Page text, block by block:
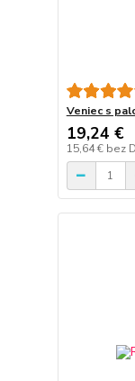
Veniec s
19,24 €
15,64 € bez